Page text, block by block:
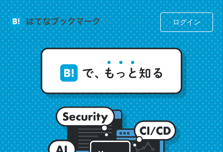
ログイン